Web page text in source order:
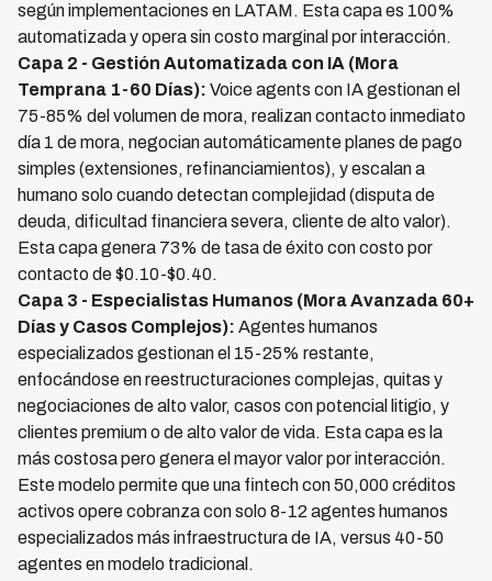
según implementaciones en LATAM. Esta capa es 100%
automatizada y opera sin costo marginal por interacción.
Capa 2 - Gestión Automatizada con IA (Mora
Temprana 1-60 Días): Voice agents con IA gestionan el
75-85% del volumen de mora, realizan contacto inmediato
día 1 de mora, negocian automáticamente planes de pago
simples (extensiones, refinanciamientos), y escalan a
humano solo cuando detectan complejidad (disputa de
deuda, dificultad financiera severa, cliente de alto valor).
Esta capa genera 73% de tasa de éxito con costo por
contacto de $0.10-$0.40.
Capa 3 - Especialistas Humanos (Mora Avanzada 60+
Días y Casos Complejos): Agentes humanos
especializados gestionan el 15-25% restante,
enfocándose en reestructuraciones complejas, quitas y
negociaciones de alto valor, casos con potencial litigio, y
clientes premium o de alto valor de vida. Esta capa es la
más costosa pero genera el mayor valor por interacción.
Este modelo permite que una fintech con 50,000 créditos
activos opere cobranza con solo 8-12 agentes humanos
especializados más infraestructura de IA, versus 40-50
agentes en modelo tradicional.